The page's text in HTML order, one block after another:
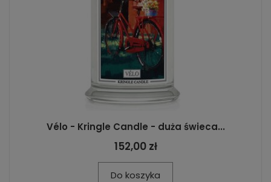
Vélo - Kringle Candle - duża świeca...
152,00 zł
Do koszyka